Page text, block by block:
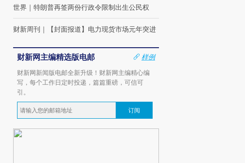
世界 ｜ 特朗普再签两份行政令限制出生公民权
财新周刊 ｜ 【封面报道】电力现货市场元年突进
财新网主编精选版电邮
样例
财新网新闻版电邮全新升级！财新网主编精心编
写，每个工作日定时投递，篇篇重磅，可信可
引。
订阅